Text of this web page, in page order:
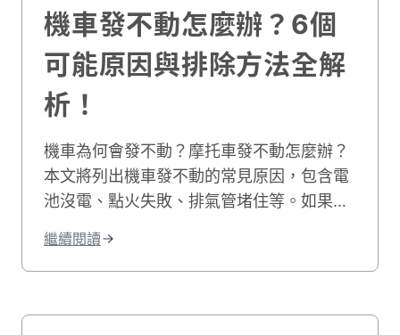
機車發不動怎麼辦？6個
可能原因與排除方法全解
析！
機車為何會發不動？摩托車發不動怎麼辦？
本文將列出機車發不動的常見原因，包含電
池沒電、點火失敗、排氣管堵住等。如果您
除的方法，讓您快速解決機車無法發動的困
境！
繼續閱讀